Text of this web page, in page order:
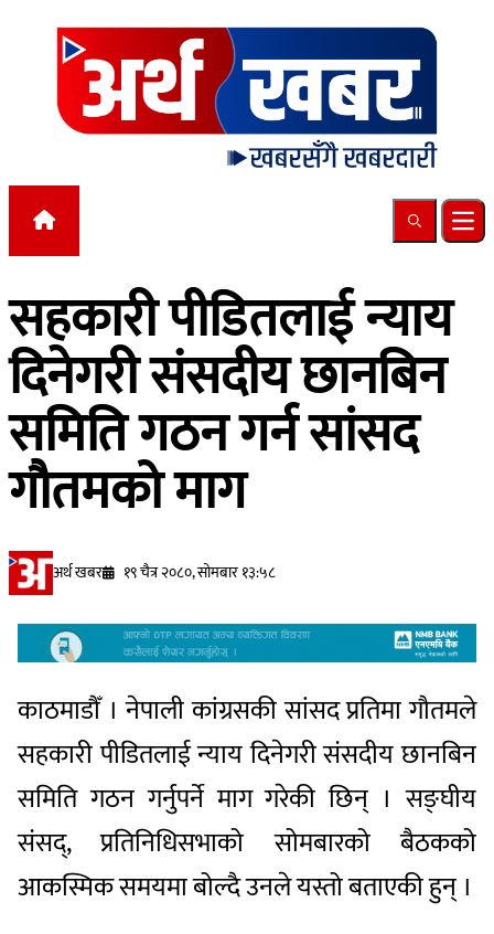
Skip to content
Search
सहकारी पीडितलाई न्याय
दिनेगरी संसदीय छानबिन
समिति गठन गर्न सांसद
गौतमको माग
अर्थ खबर १९ चैत्र २०८०, सोमबार १३:५८
काठमाडौँ । नेपाली कांग्रसकी सांसद प्रतिमा गौतमले
सहकारी पीडितलाई न्याय दिनेगरी संसदीय छानबिन
समिति गठन गर्नुपर्ने माग गरेकी छिन् । सङ्घीय
संसद्, प्रतिनिधिसभाको सोमबारको बैठकको
आकस्मिक समयमा बोल्दै उनले यस्तो बताएकी हुन् ।